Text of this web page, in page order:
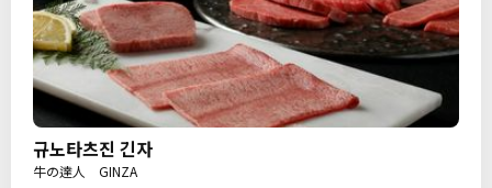
규노타츠진 긴자
牛の達人 GINZA